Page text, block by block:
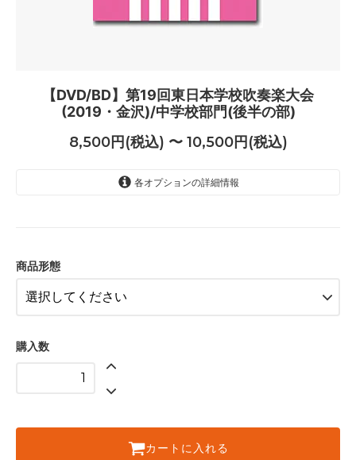
【DVD/BD】第19回東日本学校吹奏楽大会
(2019・金沢)/中学校部門(後半の部)
8,500円(税込) 〜 10,500円(税込)
各オプションの詳細情報
商品形態
購入数
カートに入れる